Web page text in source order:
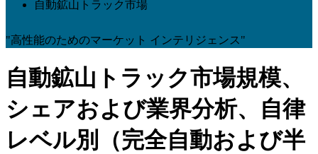
自動鉱山トラック市場
"高性能のためのマーケット インテリジェンス"
自動鉱山トラック市場規模、
シェアおよび業界分析、自律
レベル別（完全自動および半